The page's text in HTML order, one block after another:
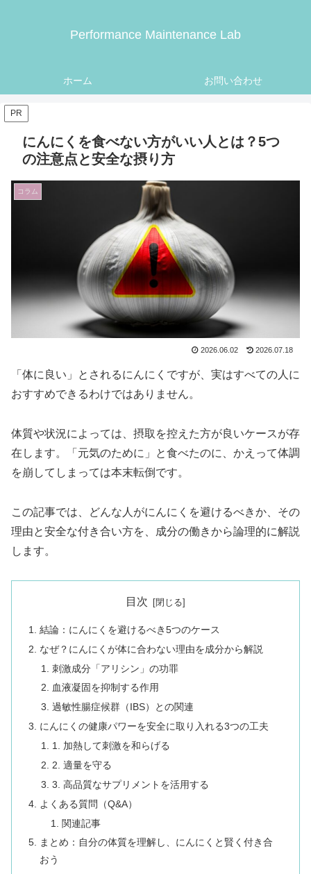
Performance Maintenance Lab
ホーム お問い合わせ
PR
にんにくを食べない方がいい人とは？5つ
の注意点と安全な摂り方
コラム
2026.06.02 2026.07.18
「体に良い」とされるにんにくですが、実はすべての人に
おすすめできるわけではありません。
体質や状況によっては、摂取を控えた方が良いケースが存
在します。「元気のために」と食べたのに、かえって体調
を崩してしまっては本末転倒です。
この記事では、どんな人がにんにくを避けるべきか、その
理由と安全な付き合い方を、成分の働きから論理的に解説
します。
目次
結論：にんにくを避けるべき5つのケース
なぜ？にんにくが体に合わない理由を成分から解説
刺激成分「アリシン」の功罪
血液凝固を抑制する作用
過敏性腸症候群（IBS）との関連
にんにくの健康パワーを安全に取り入れる3つの工夫
1. 加熱して刺激を和らげる
2. 適量を守る
3. 高品質なサプリメントを活用する
よくある質問（Q&A）
関連記事
まとめ：自分の体質を理解し、にんにくと賢く付き合
おう